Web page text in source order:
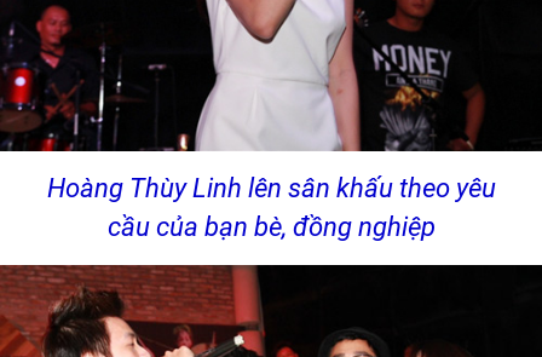
Hoàng Thùy Linh lên sân khấu theo yêu
cầu của bạn bè, đồng nghiệp